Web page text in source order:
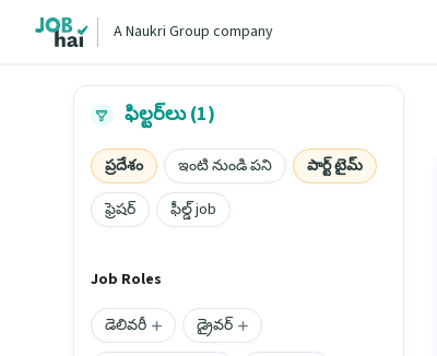
A Naukri Group company
ఫిల్టర్‌లు (1)
ప్రదేశం ఇంటి నుండి పని
పార్ట్ టైమ్
ఫ్రెషర్
ఫీల్డ్ job
Job Roles
డెలివరీ
డ్రైవర్